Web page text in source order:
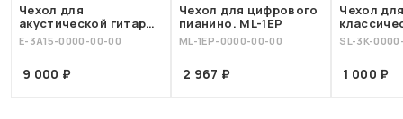
Чехол для
акустической гитары
E-3A15
E-3А15-0000-00-00
9 000 ₽
Чехол для цифрового
пианино. ML-1EP
ML-1EP-0000-00-00
2 967 ₽
Чехол
SL-3K
SL-3K-
1 000 ₽